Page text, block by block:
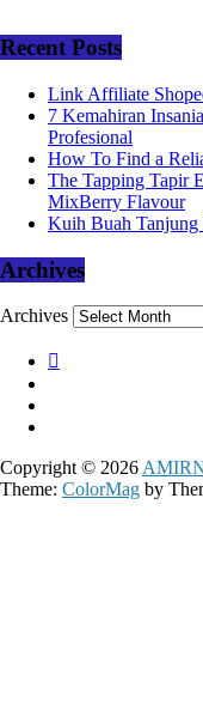
Recent Posts
Link Affiliate
7 Kemahiran
Profesional
How To Find a
The Tapping Tapir
MixBerry Flavour
Kuih Buah Tanjung
Archives
Archives
Copyright © 2026
Theme: ColorMag by